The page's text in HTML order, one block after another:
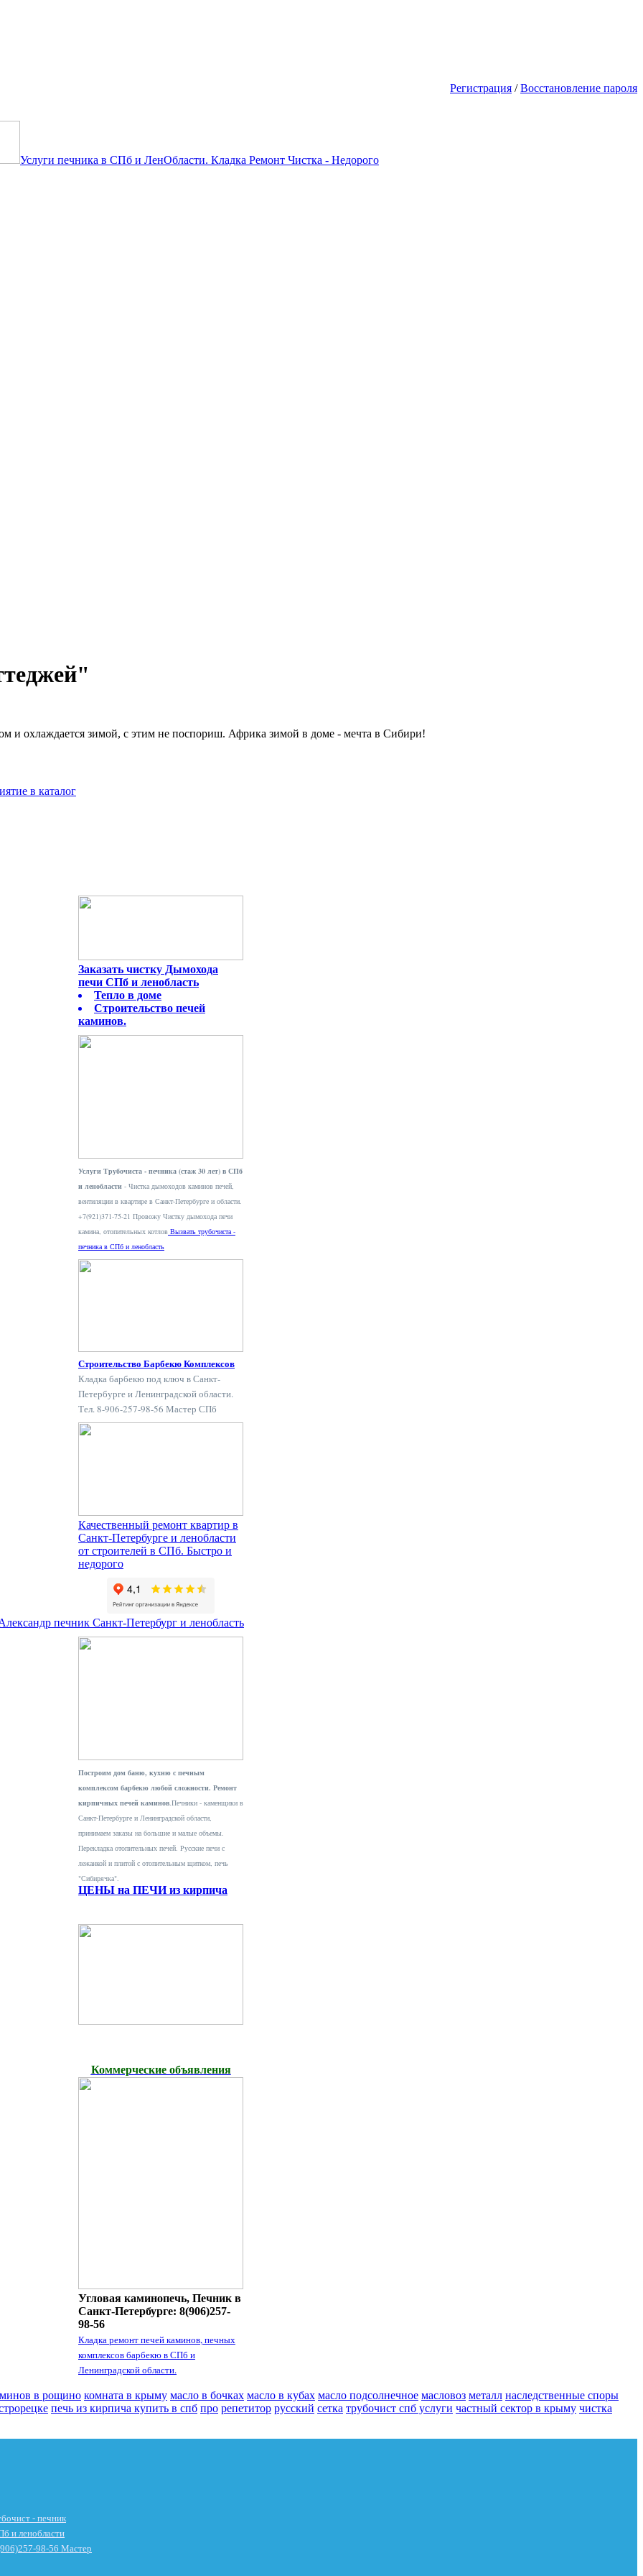
объявление бесплатно! Ты будешь первым! Акции
Регистрация / Восстановление пароля
Услуги печника в СПб и ЛенОбласти. Кладка Ремонт Чистка - Недорого
и охлаждается зимой, с этим не поспориш. Африка зимой в доме - мечта в Сибири!
Заказать чистку Дымохода
печи СПб и ленобласть
Тепло в доме
Строительство печей
каминов.
Услуги Трубочиста - печника (стаж 30 лет) в СПб
и ленобласти - Чистка дымоходов каминов печей,
вентиляции в квартире в Санкт-Петербурге и области.
+7(921)371-75-21 Провожу Чистку дымохода печи
камина, отопительных котлов Вызвать трубочиста -
печника в СПб и ленобласть
Строительство Барбекю Комплексов
Кладка барбекю под ключ в Санкт-
Петербурге и Ленинградской области.
Тел. 8-906-257-98-56 Мастер СПб
Качественный ремонт квартир в
Санкт-Петербурге и ленобласти
от строителей в СПб. Быстро и
недорого
печник Санкт-Петербург и ленобласть
Построим дом баню, кухню с печным
комплексом барбекю любой сложности. Ремонт
кирпичных печей каминов.Печники - каменщики в
Санкт-Петербурге и Ленинградской области,
принимаем заказы на большие и малые объемы.
Перекладка отопительных печей. Русские печи с
лежанкой и плитой с отопительным щитком, печь
"Сибирячка".
ЦЕНЫ на ПЕЧИ из кирпича
Коммерческие объявления
Угловая каминопечь, Печник в
Санкт-Петербурге: 8(906)257-
98-56
Кладка ремонт печей каминов, печных
комплексов барбекю в СПб и
Ленинградской области.
в рощино комната в крыму масло в бочках масло в кубах масло подсолнечное масловоз металл наследственные споры
печь из кирпича купить в спб про репетитор русский сетка трубочист спб услуги частный сектор в крыму чистка
- печник
и ленобласти
98-56 Мастер